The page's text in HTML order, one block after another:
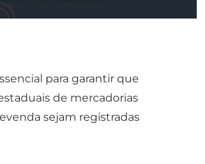
para garantir que
de mercadorias
sejam registradas